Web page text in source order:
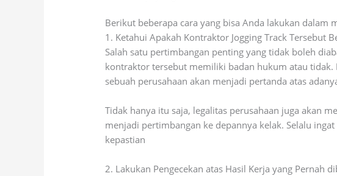
Berikut beberapa cara yang bisa Anda lakukan dalam
1. Ketahui Apakah Kontraktor Jogging Track Tersebut
Salah satu pertimbangan penting yang tidak boleh
kontraktor tersebut memiliki badan hukum atau tidak.
sebuah perusahaan akan menjadi pertanda atas
Tidak hanya itu saja, legalitas perusahaan juga akan
menjadi pertimbangan ke depannya kelak. Selalu
kepastian
2. Lakukan Pengecekan atas Hasil Kerja yang Pernah